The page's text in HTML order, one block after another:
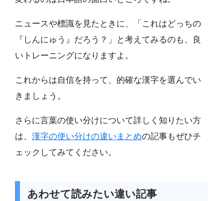
ニュースや標識を見たときに、「これはどっちの
『しんにゅう』だろう？」と考えてみるのも、良
いトレーニングになりますよ。
これからは自信を持って、的確な漢字を選んでい
きましょう。
さらに言葉の使い分けについて詳しく知りたい方
は、 漢字の使い分けの違いまとめの記事もぜひチ
ェックしてみてください。
あわせて読みたい違い記事